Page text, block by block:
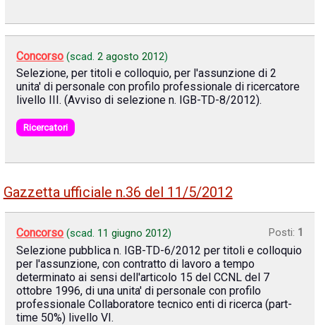
Concorso (scad.2 agosto 2012)
Selezione, per titoli e colloquio, per l'assunzione di 2
unita' di personale con profilo professionale di ricercatore
livello III. (Avviso di selezione n. IGB-TD-8/2012).
Ricercatori
Gazzetta ufficiale n.36 del 11/5/2012
Concorso (scad. 11 giugno 2012) Posti: 1
Selezione pubblica n. IGB-TD-6/2012 per titoli e colloquio
per l'assunzione, con contratto di lavoro a tempo
determinato ai sensi dell'articolo 15 del CCNL del 7
ottobre 1996, di una unita' di personale con profilo
professionale Collaboratore tecnico enti di ricerca (part-
time 50%) livello VI.